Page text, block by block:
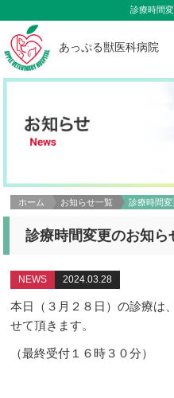
診療時間
あっぷる獣医科病院
ホーム お知らせ一覧 診療時間
診療時間変更のお知ら
NEWS 2024.03.28
本日（３月２８日）の診療は
せて頂きます。
（最終受付１６時３０分）